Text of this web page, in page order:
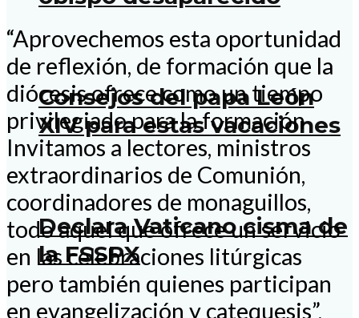
Consejos del papa León
XIV para estas vacaciones
Declara Vaticano cisma de
la FSSPX
“Aprovechemos esta oportunidad
de reflexión, de formación que la
diócesis ofrece como un tiempo
privilegiado para la formación
Invitamos a lectores, ministros
extraordinarios de Comunión,
coordinadores de monaguillos,
todo aquel que ofrece un servicio
en las celebraciones litúrgicas
pero también quienes participan
en evangelización y catequesis”,